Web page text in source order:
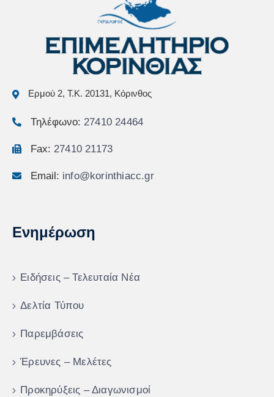
Ερμού 2, Τ.Κ. 20131, Κόρινθος
Τηλέφωνο: 27410 24464
Fax: 27410 21173
Email: info@korinthiacc.gr
Ενημέρωση
Ειδήσεις – Τελευταία Νέα
Δελτία Τύπου
Παρεμβάσεις
Έρευνες – Μελέτες
Προκηρύξεις – Διαγωνισμοί